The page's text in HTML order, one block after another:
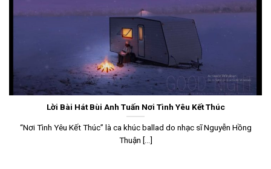
Lời Bài Hát Bùi Anh Tuấn Nơi Tình Yêu Kết Thúc
“Nơi Tình Yêu Kết Thúc” là ca khúc ballad do nhạc sĩ Nguyễn Hồng
Thuận [...]